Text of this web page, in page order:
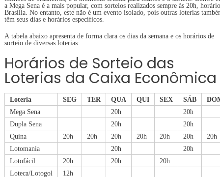
a Mega Sena é a mais popular, com sorteios realizados sempre às 20h,
Brasília. No entanto, este não é um evento isolado, pois outras loterias
têm seus dias e horários específicos.
A tabela abaixo apresenta de forma clara os dias da semana e os horários de
sorteio de diversas loterias:
Horários de Sorteio das
Loterias da Caixa Econômica
Loteria SEG TER QUA QUI SEX SÁB
Mega Sena
20h
20h
Dupla Sena
20h
20h
Quina
20h 20h 20h 20h 20h 20h
20h
Lotomania
20h
20h
Lotofácil
20h 20h
20h
Loteca/Lotogol
12h